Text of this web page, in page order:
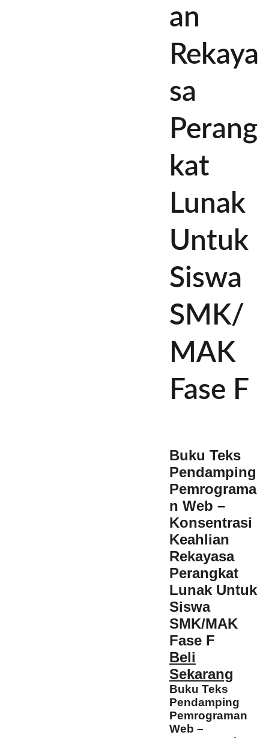
an
Rekaya
sa
Perang
kat
Lunak
Untuk
Siswa
SMK/
MAK
Fase F
Buku Teks
Pendamping
Pemrograma
n Web –
Konsentrasi
Keahlian
Rekayasa
Perangkat
Lunak Untuk
Siswa
SMK/MAK
Fase F
Beli
Sekarang
Buku Teks
Pendamping
Pemrograman
Web –